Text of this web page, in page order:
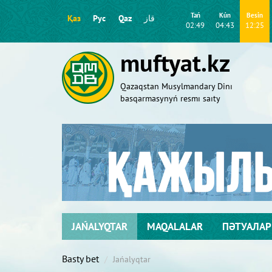
Қаз Рус Qaz قاز Tań
02:49
Kún
04:43
Besіn
12:25
muftyat.kz
Qazaqstan Musylmandary Dіnı
basqarmasynyń resmı saıty
JAŃALYQTAR MAQALALAR ПӘТУАЛАР
Basty bet Jańalyqtar